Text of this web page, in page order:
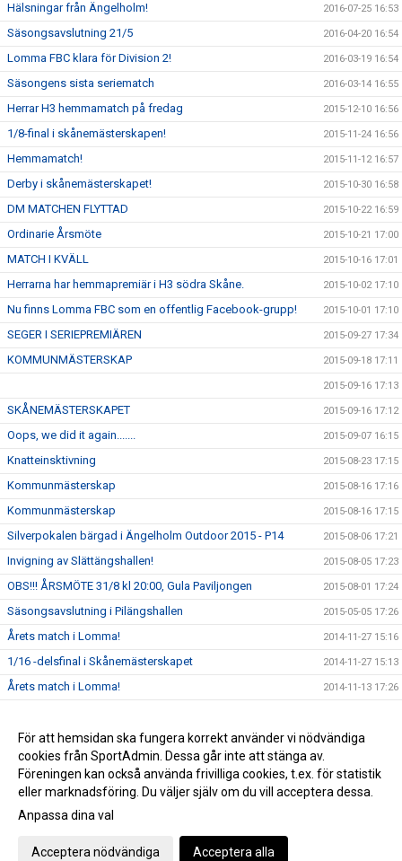
Hälsningar från Ängelholm! 2016-07-25 16:53
Säsongsavslutning 21/5 2016-04-20 16:54
Lomma FBC klara för Division 2! 2016-03-19 16:54
Säsongens sista seriematch 2016-03-14 16:55
Herrar H3 hemmamatch på fredag 2015-12-10 16:56
1/8-final i skånemästerskapen! 2015-11-24 16:56
Hemmamatch! 2015-11-12 16:57
Derby i skånemästerskapet! 2015-10-30 16:58
DM MATCHEN FLYTTAD 2015-10-22 16:59
Ordinarie Årsmöte 2015-10-21 17:00
MATCH I KVÄLL 2015-10-16 17:01
Herrarna har hemmapremiär i H3 södra Skåne. 2015-10-02 17:10
Nu finns Lomma FBC som en offentlig Facebook-grupp! 2015-10-01 17:10
SEGER I SERIEPREMIÄREN 2015-09-27 17:34
KOMMUNMÄSTERSKAP 2015-09-18 17:11
2015-09-16 17:13
SKÅNEMÄSTERSKAPET 2015-09-16 17:12
Oops, we did it again....... 2015-09-07 16:15
Knatteinsktivning 2015-08-23 17:15
Kommunmästerskap 2015-08-16 17:16
Kommunmästerskap 2015-08-16 17:15
Silverpokalen bärgad i Ängelholm Outdoor 2015 - P14 2015-08-06 17:21
Invigning av Slättängshallen! 2015-08-05 17:23
OBS!!! ÅRSMÖTE 31/8 kl 20:00, Gula Paviljongen 2015-08-01 17:24
Säsongsavslutning i Pilängshallen 2015-05-05 17:26
Årets match i Lomma! 2014-11-27 15:16
1/16 -delsfinal i Skånemästerskapet 2014-11-27 15:13
Årets match i Lomma! 2014-11-13 17:26
Premiär match! 2014-09-19 15:14
Träningsmatch för Herrarna 2014-08-11 17:37
Gå till Webbversion
För att hemsidan ska fungera korrekt använder vi nödvändiga
cookies från SportAdmin. Dessa går inte att stänga av.
Föreningen kan också använda frivilliga cookies, t.ex. för statistik
eller marknadsföring. Du väljer själv om du vill acceptera dessa.
Anpassa dina val
Acceptera nödvändiga Acceptera alla